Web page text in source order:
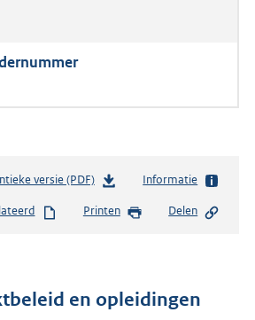
versie (PDF)b
s
s
Informatie
Printen Delen
en opleidingen